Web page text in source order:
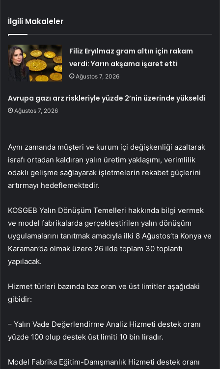
İlgili Makaleler
Filiz Eryılmaz gram altın için rakam
verdi: Yarın akşama işaret etti
Ağustos 7, 2026
Avrupa gazı arz riskleriyle yüzde 2’nin üzerinde yükseldi
Ağustos 7, 2026
Aynı zamanda müşteri ve kurum içi değişkenliği azaltarak
israfı ortadan kaldıran yalın üretim yaklaşımı, verimlilik
odaklı gelişme sağlayarak işletmelerin rekabet güçlerini
artırmayı hedeflemektedir.
KOSGEB Yalın Dönüşüm Temelleri hakkında bilgi vermek
ve model fabrikalarda gerçekleştirilen yalın dönüşüm
uygulamalarını tanıtmak amacıyla ilki 8 Ağustos’ta Konya ve
Karaman’da olmak üzere 26 ilde toplam 30 toplantı
yapılacak.
Hizmet türleri bazında baz oran ve üst limitler aşağıdaki
gibidir:
– Yalın Vade Değerlendirme Analiz Hizmeti destek oranı
yüzde 100 olup destek üst limiti 10 bin liradır.
Model Fabrika Eğitim-Danışmanlık Hizmeti destek oranı